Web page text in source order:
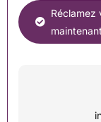
Réclamez
maintenant